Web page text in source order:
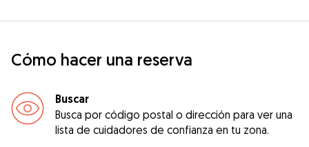
Cómo hacer una reserva
Buscar
Busca por código postal o dirección para ver una
lista de cuidadores de confianza en tu zona.